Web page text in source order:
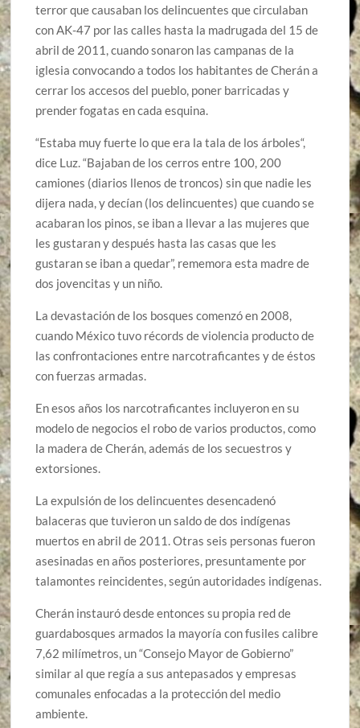
terror que causaban los delincuentes que circulaban
con AK-47 por las calles hasta la madrugada del 15 de
abril de 2011, cuando sonaron las campanas de la
iglesia convocando a todos los habitantes de Cherán a
cerrar los accesos del pueblo, poner barricadas y
prender fogatas en cada esquina.
“Estaba muy fuerte lo que era la tala de los árboles“,
dice Luz. “Bajaban de los cerros entre 100, 200
camiones (diarios llenos de troncos) sin que nadie les
dijera nada, y decían (los delincuentes) que cuando se
acabaran los pinos, se iban a llevar a las mujeres que
les gustaran y después hasta las casas que les
gustaran se iban a quedar”, rememora esta madre de
dos jovencitas y un niño.
La devastación de los bosques comenzó en 2008,
cuando México tuvo récords de violencia producto de
las confrontaciones entre narcotraficantes y de éstos
con fuerzas armadas.
En esos años los narcotraficantes incluyeron en su
modelo de negocios el robo de varios productos, como
la madera de Cherán, además de los secuestros y
extorsiones.
La expulsión de los delincuentes desencadenó
balaceras que tuvieron un saldo de dos indígenas
muertos en abril de 2011. Otras seis personas fueron
asesinadas en años posteriores, presuntamente por
talamontes reincidentes, según autoridades indígenas.
Cherán instauró desde entonces su propia red de
guardabosques armados la mayoría con fusiles calibre
7,62 milímetros, un “Consejo Mayor de Gobierno”
similar al que regía a sus antepasados y empresas
comunales enfocadas a la protección del medio
ambiente.